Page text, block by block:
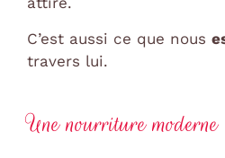
C’est aussi ce que nous
travers lui.
Une nourriture moderne